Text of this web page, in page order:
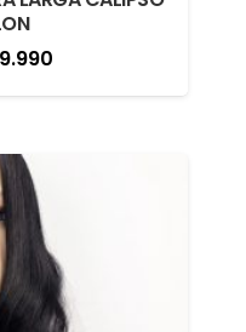
precio